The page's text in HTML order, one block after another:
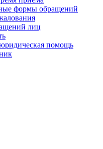
формы обращений
лиц
помощь